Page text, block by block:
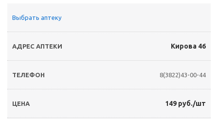
Выбрать аптеку
Кирова 46
8(3822)43-00-44
149 руб./шт